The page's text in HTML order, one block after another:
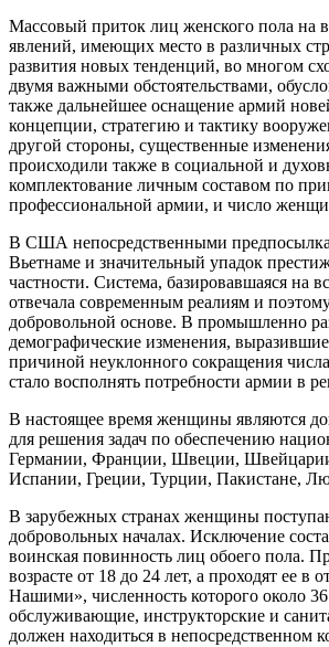
Массовый приток лиц женского пола на
явлений, имеющих место в различных
развития новых тенденций, во многом
двумя важными обстоятельствами,
также дальнейшее оснащение армий
концепции, стратегию и тактику
другой стороны, существенные
происходили также в социальной и
комплектование личным составом по
профессиональной армии, и число
В США непосредственными
Вьетнаме и значительный упадок
частности. Система, базировавшаяся на
отвечала современным реалиям и
добровольной основе. В промышленно
демографические изменения,
причиной неуклонного сокращения
стало восполнять потребности армии в
В настоящее время женщины являются
для решения задач по обеспечению
Германии, Франции, Швеции,
Испании, Греции, Турции, Пакистане,
В зарубежных странах женщины
добровольных началах. Исключение
воинская повинность лиц обоего пола.
возрасте от 18 до 24 лет, а проходят ее
Нашими», численность которого около
обслуживающие, инструкторские и
должен находиться в непосредственном